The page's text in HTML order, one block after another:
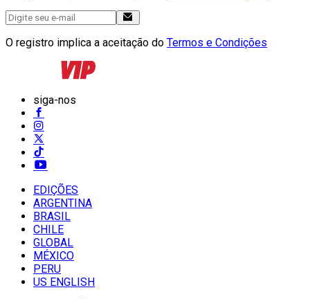
O registro implica a aceitação do Termos e Condições
siga-nos
EDIÇÕES
ARGENTINA
BRASIL
CHILE
GLOBAL
MÉXICO
PERU
US ENGLISH